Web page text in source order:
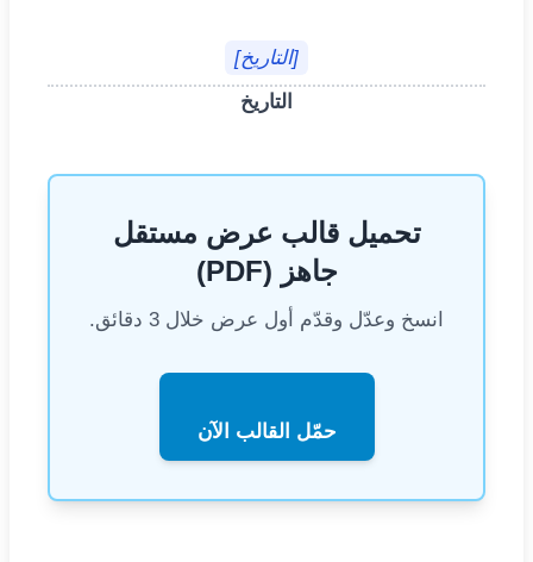
[التاريخ]
التاريخ
تحميل قالب عرض مستقل
جاهز (PDF)
انسخ وعدّل وقدّم أول عرض خلال 3 دقائق.
حمّل القالب الآن